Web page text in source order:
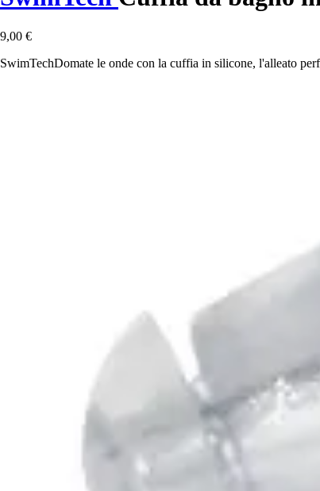
9,00 €
SwimTechDomate le onde con la cuffia in silicone, l'alleato